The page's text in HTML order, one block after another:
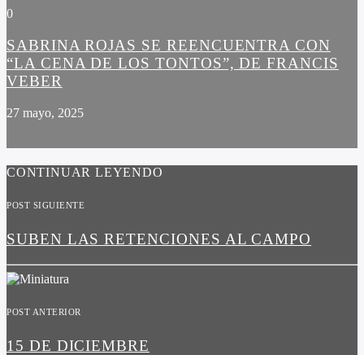
0
SABRINA ROJAS SE REENCUENTRA CON
“LA CENA DE LOS TONTOS”, DE FRANCIS
VEBER
27 mayo, 2025
CONTINUAR LEYENDO
POST SIGUIENTE
SUBEN LAS RETENCIONES AL CAMPO
POST ANTERIOR
15 DE DICIEMBRE